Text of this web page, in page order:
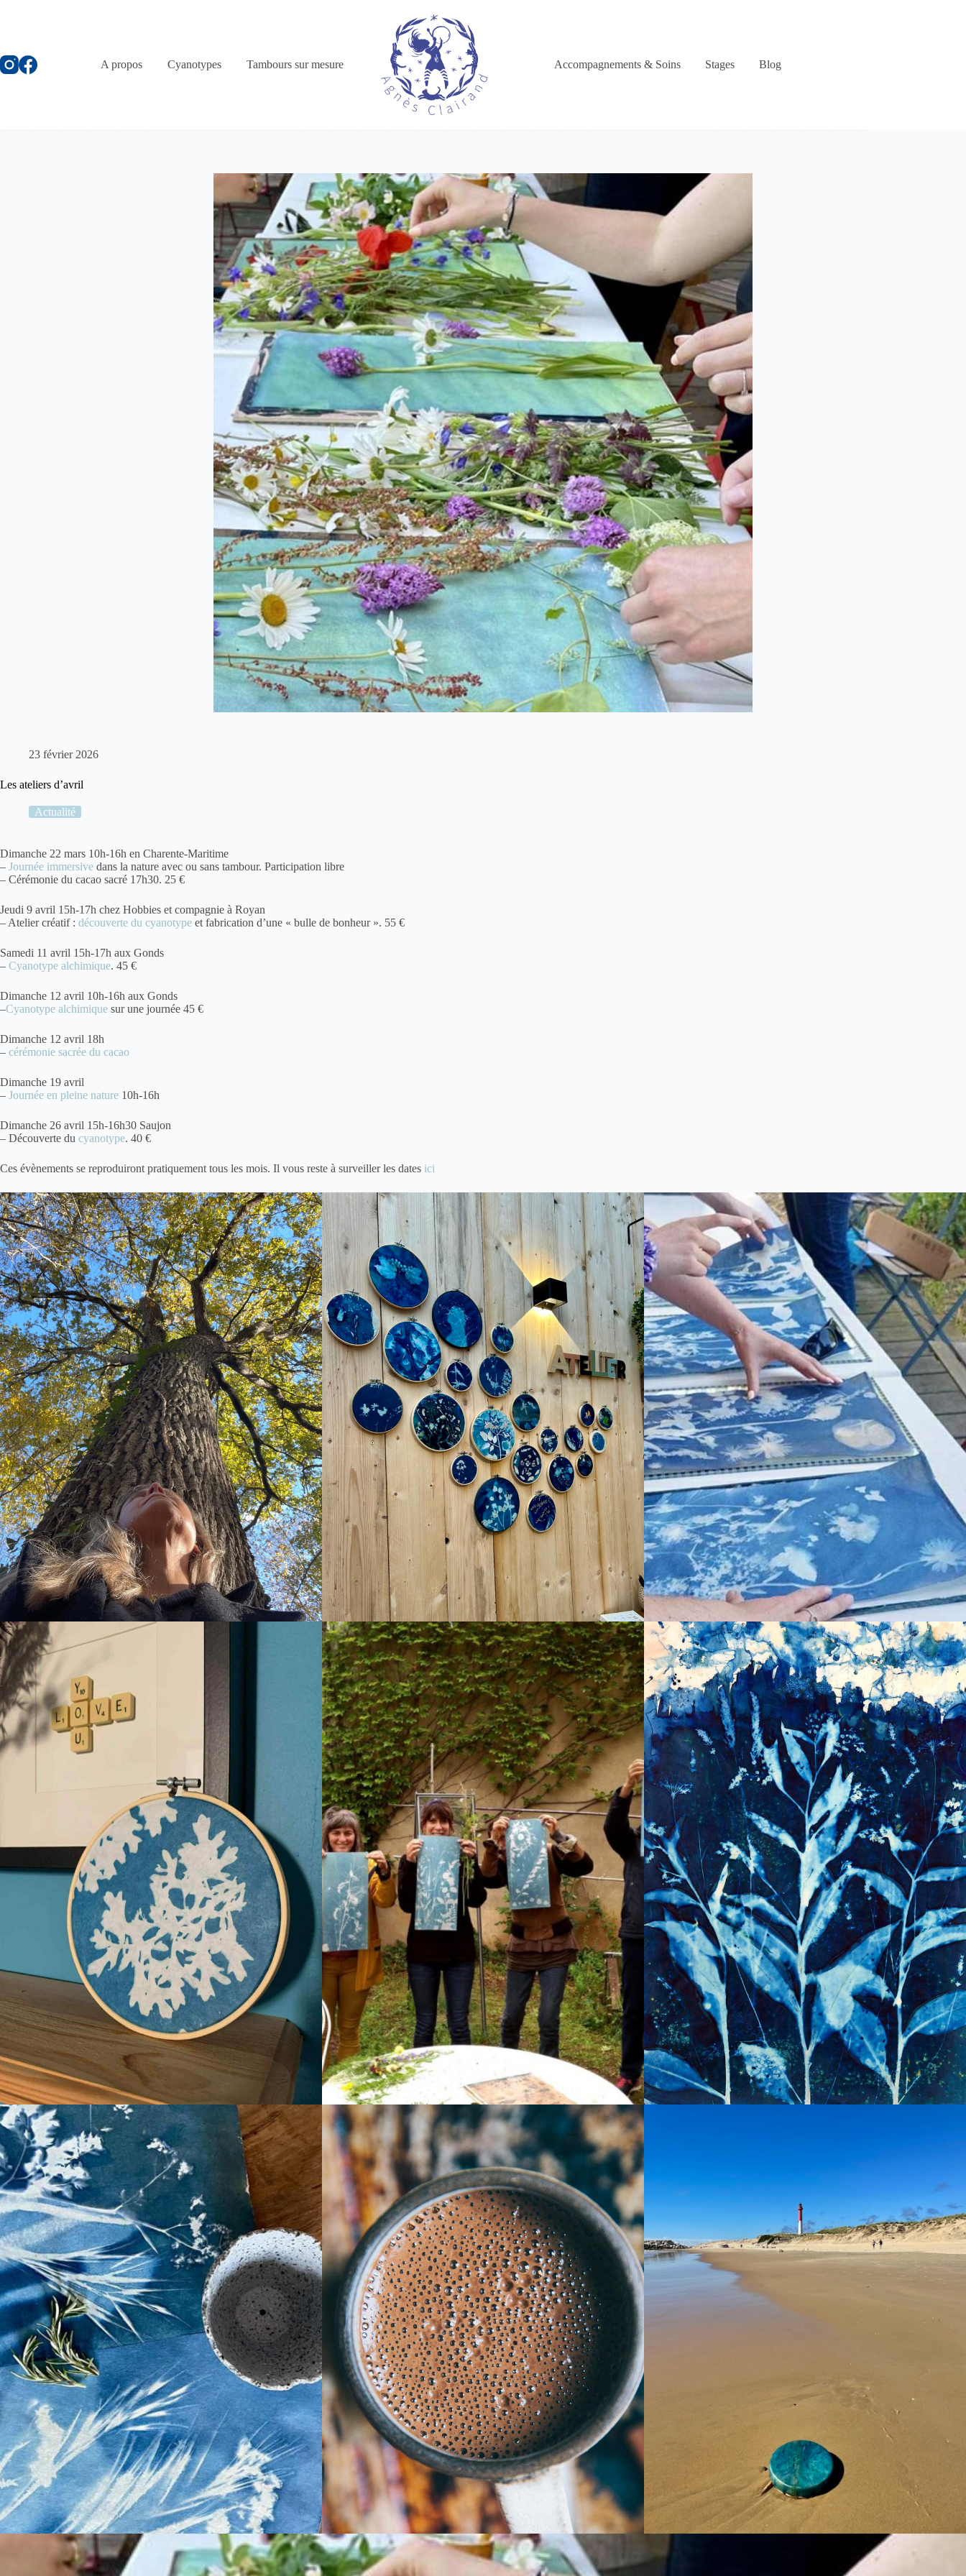
A propos Cyanotypes Tambours sur mesure Accompagnements & Soins Stages Blog
23 février 2026
Les ateliers d’avril
Actualité
Dimanche 22 mars 10h-16h en Charente-Maritime
– Journée immersive dans la nature avec ou sans tambour. Participation libre
– Cérémonie du cacao sacré 17h30. 25 €
Jeudi 9 avril 15h-17h chez Hobbies et compagnie à Royan
– Atelier créatif : découverte du cyanotype et fabrication d’une « bulle de bonheur ». 55 €
Samedi 11 avril 15h-17h aux Gonds
– Cyanotype alchimique. 45 €
Dimanche 12 avril 10h-16h aux Gonds
–Cyanotype alchimique sur une journée 45 €
Dimanche 12 avril 18h
– cérémonie sacrée du cacao
Dimanche 19 avril
– Journée en pleine nature 10h-16h
Dimanche 26 avril 15h-16h30 Saujon
– Découverte du cyanotype. 40 €
Ces évènements se reproduiront pratiquement tous les mois. Il vous reste à surveiller les dates ici